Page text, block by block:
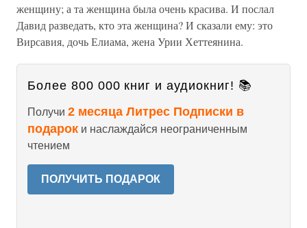
женщину; а та женщина была очень красива. И послал
Давид разведать, кто эта женщина? И сказали ему: это
Вирсавия, дочь Елиама, жена Урии Хеттеянина.
Более 800 000 книг и аудиокниг! 📚
Получи 2 месяца Литрес Подписки в
подарок и наслаждайся неограниченным
чтением
ПОЛУЧИТЬ ПОДАРОК